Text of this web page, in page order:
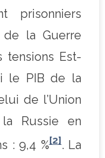
prisonniers
de la Guerre
Est-
le PIB de la
de l’Union
Russie en
: 9,4 %[2]. La